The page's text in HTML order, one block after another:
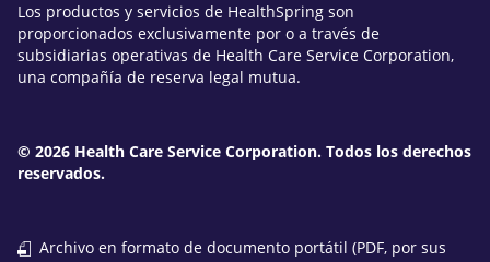
Los productos y servicios de HealthSpring son
proporcionados exclusivamente por o a través de
subsidiarias operativas de Health Care Service Corporation,
una compañía de reserva legal mutua.
© 2026 Health Care Service Corporation. Todos los derechos
reservados.
Archivo en formato de documento portátil (PDF, por sus